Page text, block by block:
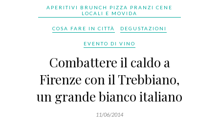
APERITIVI BRUNCH PIZZA PRANZI CENE
LOCALI E MOVIDA
COSA FARE IN CITTÀ DEGUSTAZIONI
EVENTO DI VINO
Combattere il caldo a
Firenze con il Trebbiano,
un grande bianco italiano
11/06/2014